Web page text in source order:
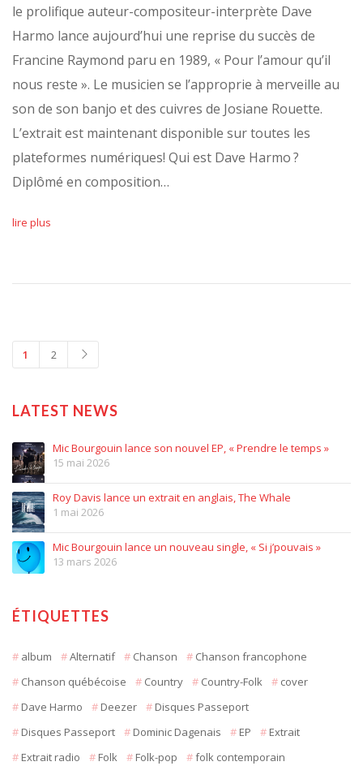
le prolifique auteur-compositeur-interprète Dave
Harmo lance aujourd’hui une reprise du succès de
Francine Raymond paru en 1989, « Pour l’amour qu’il
nous reste ». Le musicien se l’approprie à merveille au
son de son banjo et des cuivres de Josiane Rouette.
L’extrait est maintenant disponible sur toutes les
plateformes numériques! Qui est Dave Harmo ?
Diplômé en composition…
lire plus
1 2
LATEST NEWS
Mic Bourgouin lance son nouvel EP, « Prendre le temps »
15 mai 2026
Roy Davis lance un extrait en anglais, The Whale
1 mai 2026
Mic Bourgouin lance un nouveau single, « Si j’pouvais »
13 mars 2026
ÉTIQUETTES
album Alternatif Chanson
Chanson francophone
Chanson québécoise
Country Country-Folk
cover
Dave Harmo
Deezer
Disques Passeport
Disques Passeport
Dominic Dagenais EP
Extrait
Extrait radio
Folk Folk-pop
folk contemporain